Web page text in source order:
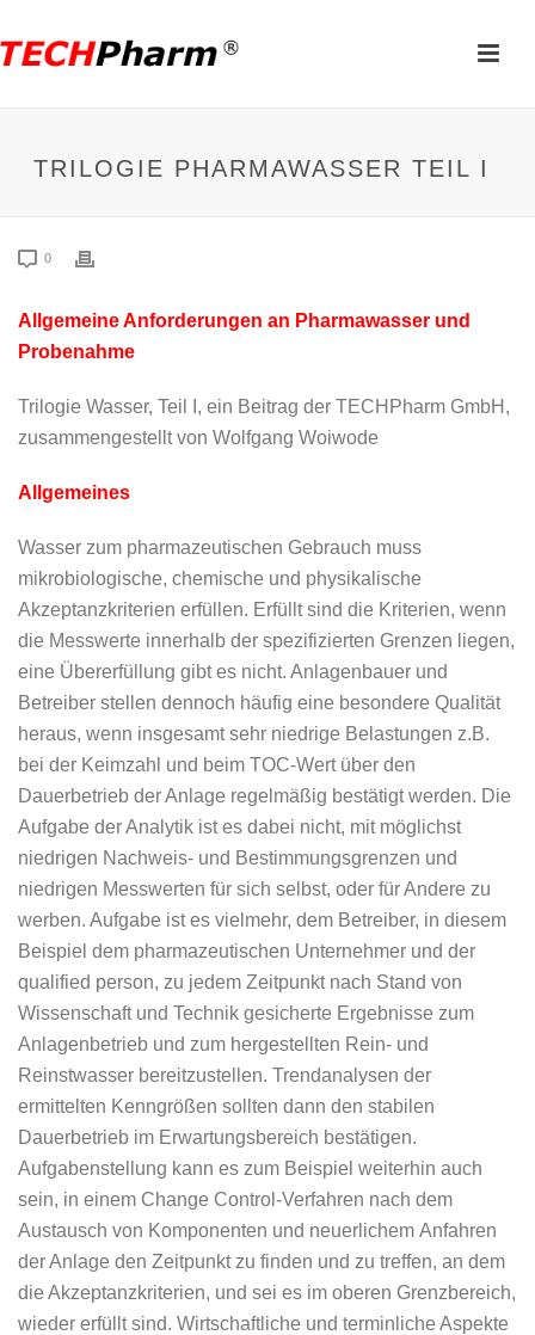
TRILOGIE PHARMAWASSER TEIL I
0
Allgemeine Anforderungen an Pharmawasser und
Probenahme
Trilogie Wasser, Teil I, ein Beitrag der TECHPharm GmbH,
zusammengestellt von Wolfgang Woiwode
Allgemeines
Wasser zum pharmazeutischen Gebrauch muss
mikrobiologische, chemische und physikalische
Akzeptanzkriterien erfüllen. Erfüllt sind die Kriterien, wenn
die Messwerte innerhalb der spezifizierten Grenzen liegen,
eine Übererfüllung gibt es nicht. Anlagenbauer und
Betreiber stellen dennoch häufig eine besondere Qualität
heraus, wenn insgesamt sehr niedrige Belastungen z.B.
bei der Keimzahl und beim TOC-Wert über den
Dauerbetrieb der Anlage regelmäßig bestätigt werden. Die
Aufgabe der Analytik ist es dabei nicht, mit möglichst
niedrigen Nachweis- und Bestimmungsgrenzen und
niedrigen Messwerten für sich selbst, oder für Andere zu
werben. Aufgabe ist es vielmehr, dem Betreiber, in diesem
Beispiel dem pharmazeutischen Unternehmer und der
qualified person, zu jedem Zeitpunkt nach Stand von
Wissenschaft und Technik gesicherte Ergebnisse zum
Anlagenbetrieb und zum hergestellten Rein- und
Reinstwasser bereitzustellen. Trendanalysen der
ermittelten Kenngrößen sollten dann den stabilen
Dauerbetrieb im Erwartungsbereich bestätigen.
Aufgabenstellung kann es zum Beispiel weiterhin auch
sein, in einem Change Control-Verfahren nach dem
Austausch von Komponenten und neuerlichem Anfahren
der Anlage den Zeitpunkt zu finden und zu treffen, an dem
die Akzeptanzkriterien, und sei es im oberen Grenzbereich,
wieder erfüllt sind. Wirtschaftliche und terminliche Aspekte